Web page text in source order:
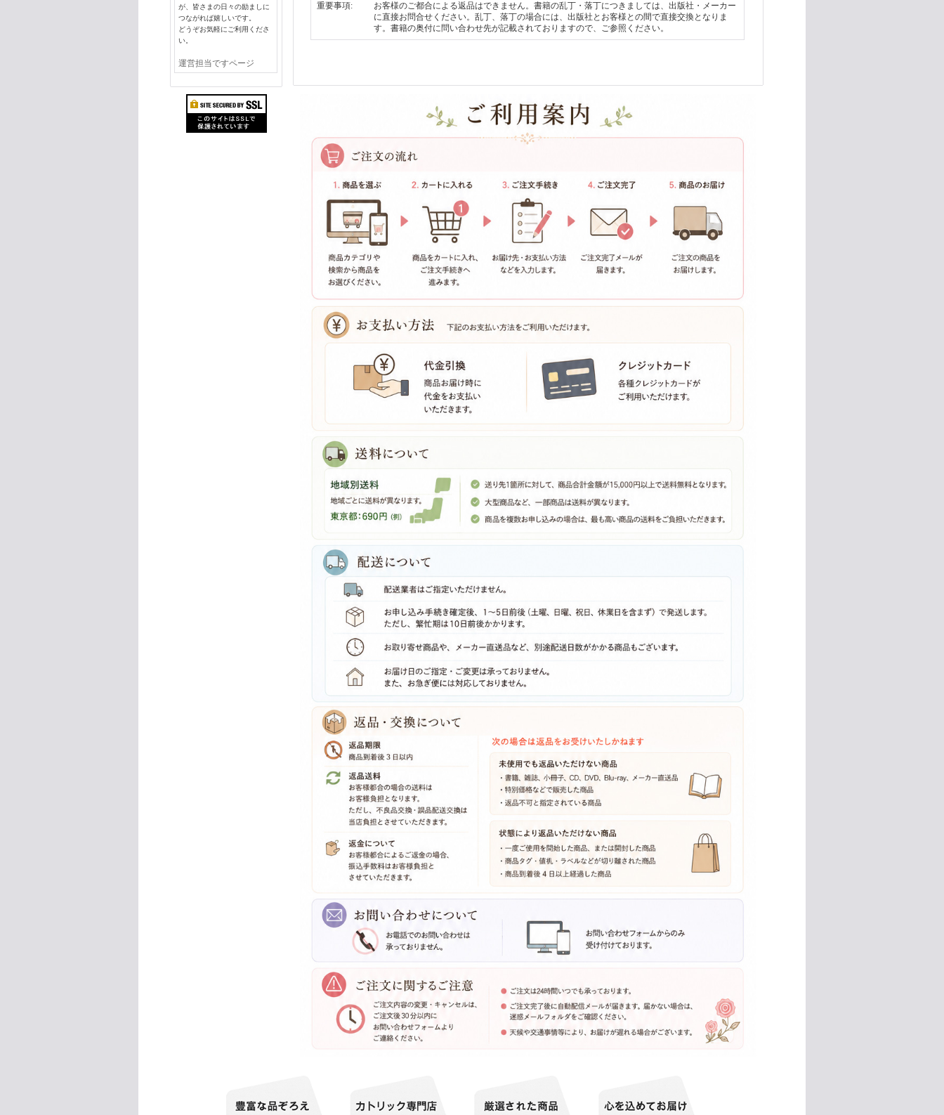
が、皆さまの日々の励ましに
つながれば嬉しいです。
どうぞお気軽にご利用くださ
い。
運営担当ですページ
重要事項:
お客様のご都合による返品はできません。書籍の乱丁・落丁につきましては、出版社・メーカー
に直接お問合せください。乱丁、落丁の場合には、出版社とお客様との間で直接交換となりま
す。書籍の奥付に問い合わせ先が記載されておりますので、ご参照ください。